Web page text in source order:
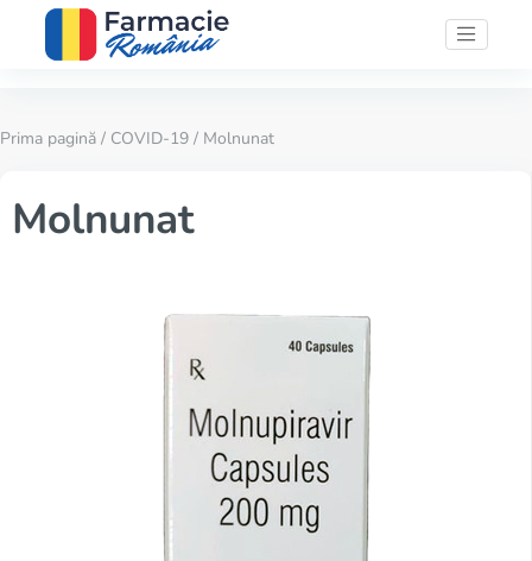
Prima pagină / COVID-19 / Molnunat
Molnunat